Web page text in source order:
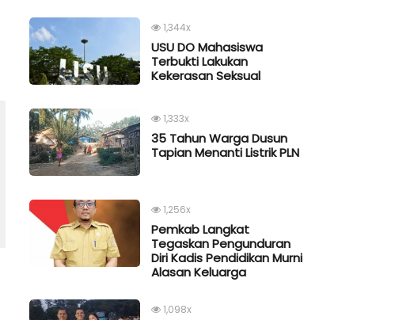
1,344x
USU DO Mahasiswa
Terbukti Lakukan
Kekerasan Seksual
1,333x
35 Tahun Warga Dusun
Tapian Menanti Listrik PLN
1,256x
Pemkab Langkat
Tegaskan Pengunduran
Diri Kadis Pendidikan Murni
Alasan Keluarga
1,098x